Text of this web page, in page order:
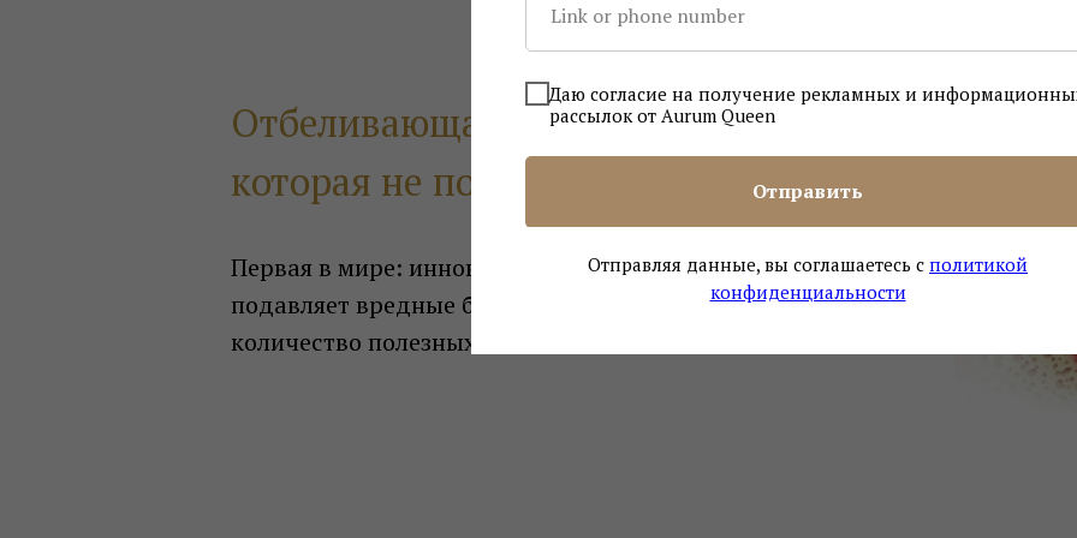
Даю согласие на получение рекламных и
рассылок от Aurum Queen
Отправить
Отправляя данные, вы соглашаетесь с политикой
конфиденциальности
Отбеливающая зубная паста,
которая не повреждает эмаль.
Первая в мире: инновационная формула
подавляет вредные бактерии и увеличивает
количество полезных!